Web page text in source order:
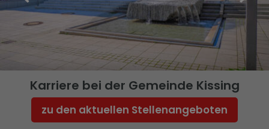
Kirchen & Friedhof
Ver- & Entsorgung
Planen & Bauen
Umwelt & Energie
Karriere bei der Gemeinde Kissing
zu den aktuellen Stellenangeboten